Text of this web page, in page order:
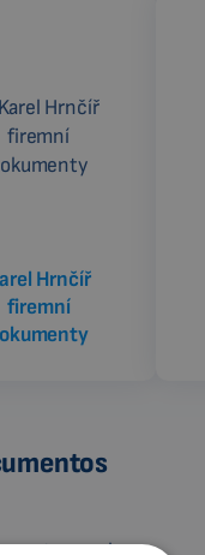
Hrnčíř
firemní